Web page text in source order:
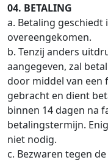
04. BETALING
a. Betaling
overeengekomen.
b. Tenzij anders
aangegeven, zal
door middel van
gebracht en dient
binnen 14 dagen na
betalingstermijn.
niet nodig.
c. Bezwaren tegen